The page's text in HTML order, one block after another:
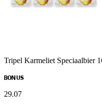
Tripel Karmeliet Speciaalbier
BONUS
29.07